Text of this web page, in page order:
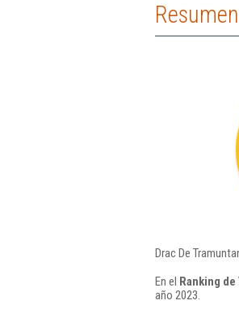
Drac De
En el Ranking
año 2023.